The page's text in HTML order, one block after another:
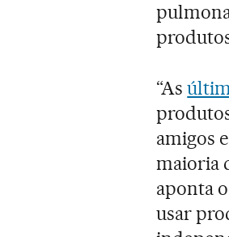
“As
amigos
maioria
aponta
usar